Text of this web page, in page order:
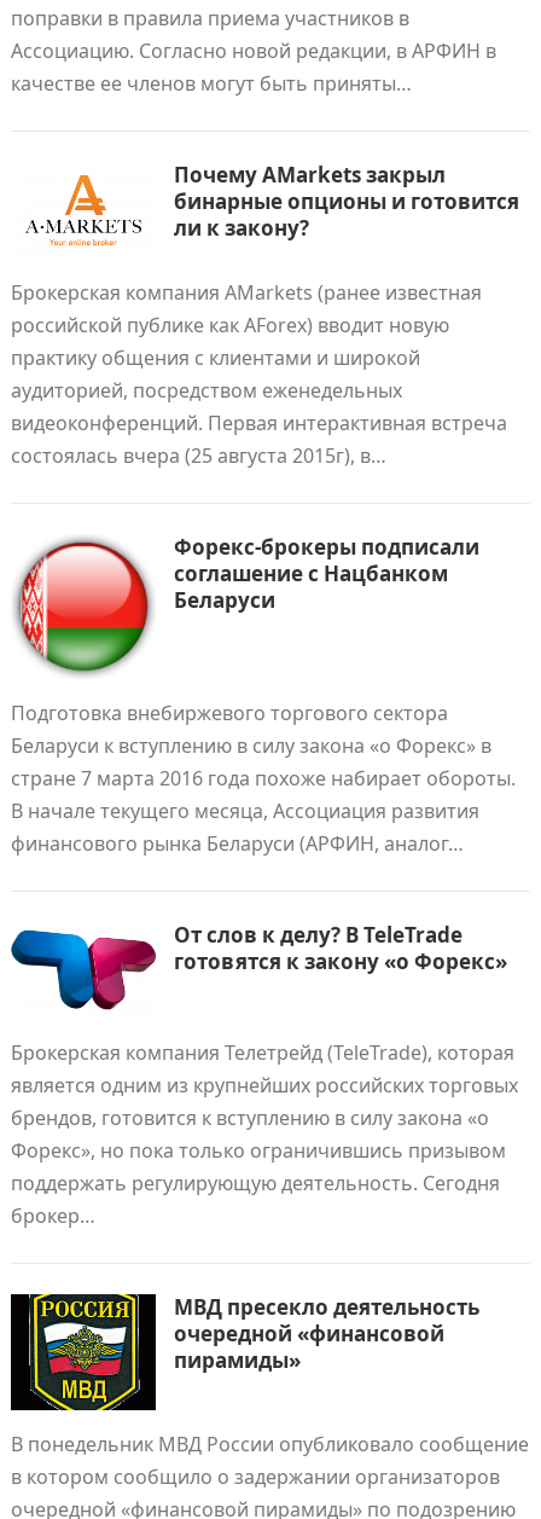
поправки в правила приема участников в
Ассоциацию. Согласно новой редакции, в АРФИН в
качестве ее членов могут быть приняты…
Почему AMarkets закрыл
бинарные опционы и готовится
ли к закону?
Брокерская компания AMarkets (ранее известная
российской публике как AForex) вводит новую
практику общения с клиентами и широкой
аудиторией, посредством еженедельных
видеоконференций. Первая интерактивная встреча
состоялась вчера (25 августа 2015г), в…
Форекс-брокеры подписали
соглашение с Нацбанком
Беларуси
Подготовка внебиржевого торгового сектора
Беларуси к вступлению в силу закона «о Форекс» в
стране 7 марта 2016 года похоже набирает обороты.
В начале текущего месяца, Ассоциация развития
финансового рынка Беларуси (АРФИН, аналог…
От слов к делу? В TeleTrade
готовятся к закону «о Форекс»
Брокерская компания Телетрейд (TeleTrade), которая
является одним из крупнейших российских торговых
брендов, готовится к вступлению в силу закона «о
Форекс», но пока только ограничившись призывом
поддержать регулирующую деятельность. Сегодня
брокер…
МВД пресекло деятельность
очередной «финансовой
пирамиды»
В понедельник МВД России опубликовало сообщение
в котором сообщило о задержании организаторов
очередной «финансовой пирамиды» по подозрению